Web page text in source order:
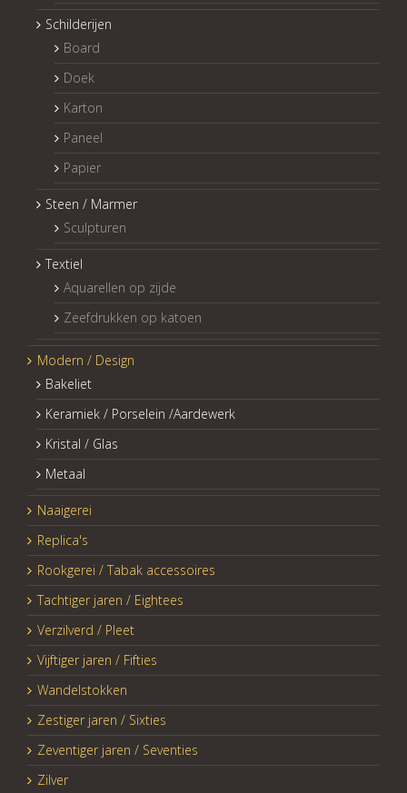
Schilderijen
Board
Doek
Karton
Paneel
Papier
Steen / Marmer
Sculpturen
Textiel
Aquarellen op zijde
Zeefdrukken op katoen
Modern / Design
Bakeliet
Keramiek / Porselein /Aardewerk
Kristal / Glas
Metaal
Naaigerei
Replica's
Rookgerei / Tabak accessoires
Tachtiger jaren / Eightees
Verzilverd / Pleet
Vijftiger jaren / Fifties
Wandelstokken
Zestiger jaren / Sixties
Zeventiger jaren / Seventies
Zilver